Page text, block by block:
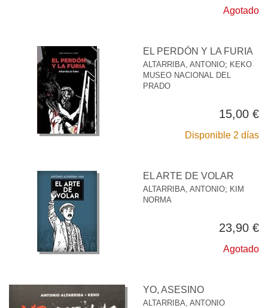
Agotado
EL PERDÓN Y LA FURIA
ALTARRIBA, ANTONIO; KEKO
MUSEO NACIONAL DEL
PRADO
15,00 €
Disponible 2 días
EL ARTE DE VOLAR
ALTARRIBA, ANTONIO; KIM
NORMA
23,90 €
Agotado
YO, ASESINO
ALTARRIBA, ANTONIO